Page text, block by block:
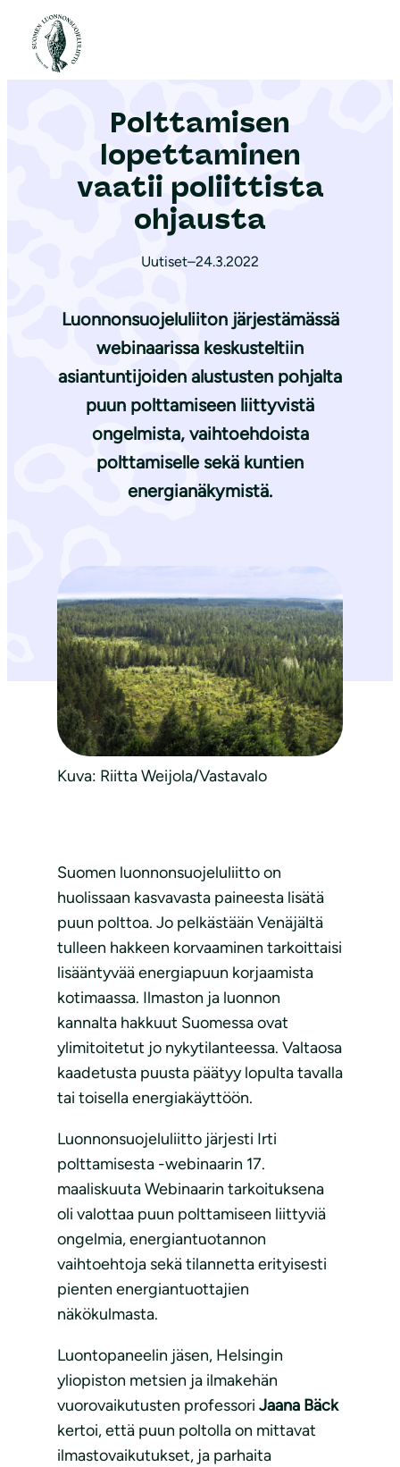
Etusivu
Polttamisen
lopettaminen
vaatii poliittista
ohjausta
Uutiset–24.3.2022
Luonnonsuojeluliiton järjestämässä
webinaarissa keskusteltiin
asiantuntijoiden alustusten pohjalta
puun polttamiseen liittyvistä
ongelmista, vaihtoehdoista
polttamiselle sekä kuntien
energianäkymistä.
Kuva: Riitta Weijola/Vastavalo
Suomen luonnonsuojeluliitto on
huolissaan kasvavasta paineesta lisätä
puun polttoa. Jo pelkästään Venäjältä
tulleen hakkeen korvaaminen tarkoittaisi
lisääntyvää energiapuun korjaamista
kotimaassa. Ilmaston ja luonnon
kannalta hakkuut Suomessa ovat
ylimitoitetut jo nykytilanteessa. Valtaosa
kaadetusta puusta päätyy lopulta tavalla
tai toisella energiakäyttöön.
Luonnonsuojeluliitto järjesti Irti
polttamisesta -webinaarin 17.
maaliskuuta Webinaarin tarkoituksena
oli valottaa puun polttamiseen liittyviä
ongelmia, energiantuotannon
vaihtoehtoja sekä tilannetta erityisesti
pienten energiantuottajien
näkökulmasta.
Luontopaneelin jäsen, Helsingin
yliopiston metsien ja ilmakehän
vuorovaikutusten professori Jaana Bäck
kertoi, että puun poltolla on mittavat
ilmastovaikutukset, ja parhaita